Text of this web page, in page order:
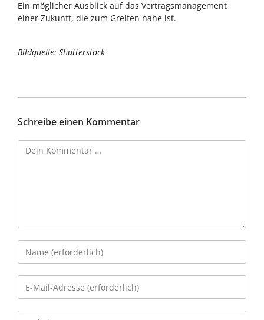
Ein möglicher Ausblick auf das Vertragsmanagement
einer Zukunft, die zum Greifen nahe ist.
Bildquelle: Shutterstock
Schreibe einen Kommentar